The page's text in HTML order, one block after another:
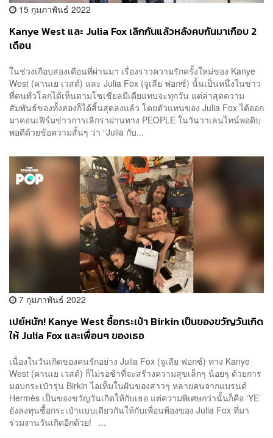
15 กุมภาพันธ์ 2022
Kanye West และ Julia Fox เลิกกันแล้วหลังคบกันมาเกือบ 2
เดือน
ในช่วงเกือบสองเดือนที่ผ่านมา เรื่องราวความรักครั้งใหม่ของ Kanye
West (คานเย เวสต์) และ Julia Fox (จูเลีย ฟอกซ์) นั้นเป็นหนึ่งในข่าว
ที่คนทั่วโลกได้เห็นตามโซเชียลมีเดียแทบจะทุกวัน แต่ล่าสุดความ
สัมพันธ์ของทั้งสองก็ได้สิ้นสุดลงแล้ว โดยตัวแทนของ Julia Fox ได้ออก
มาคอนเฟิร์มข่าวการเลิกราผ่านทาง PEOPLE ในวันวาเลนไทน์พอดิบ
พอดีด้วยข้อความสั้นๆ ว่า “Julia กับ...
7 กุมภาพันธ์ 2022
เปย์หนัก! Kanye West ซื้อกระเป๋า Birkin เป็นของขวัญวันเกิด
ให้ Julia Fox และเพื่อนๆ ของเธอ
เนื่องในวันเกิดของคนรักอย่าง Julia Fox (จูเลีย ฟอกซ์) ทาง Kanye
West (คานเย เวสต์) ก็ไม่รอช้าที่จะสร้างความสุขเล็กๆ น้อยๆ ด้วยการ
มอบกระเป๋ารุ่น Birkin ไอเท็มในฝันของสาวๆ หลายคนจากแบรนด์
Hermès เป็นของขวัญวันเกิดให้กับเธอ แต่ความพิเศษกว่านั้นก็คือ ‘YE’
ยังลงทุนซื้อกระเป๋าแบบเดียวกันให้กับเพื่อนพ้องของ Julia Fox ที่มา
ร่วมงานวันเกิดอีกด้วย! ...